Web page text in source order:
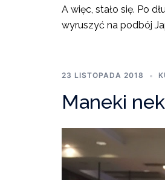
A więc, stało się. Po
wyruszyć na podbój
23 LISTOPADA 2018
Maneki